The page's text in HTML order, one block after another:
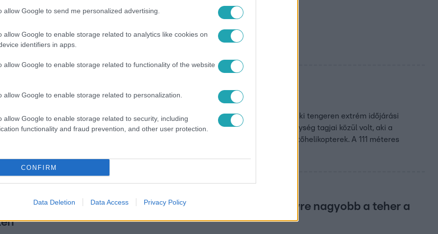
allow Google to send me personalized advertising.
allow Google to enable storage related to analytics like cookies on
identifiers in apps.
allow Google to enable storage related to functionality of the website
allow Google to enable storage related to personalization.
allow Google to enable storage related to security, including
functionality and fraud prevention, and other user protection.
CONFIRM
Data Deletion Data Access Privacy Policy
a csomagjaikat
felvételek a norvégiai Alesund partjainál
nevű holland teherhajó 12 fős személyzete segélyhívást indított, miután az Északi tengeren extrém időjárási
A parti őrség felvételén jól látszanak a 15 méter magas hullámok. A legénység tagjai közül volt, aki a
a többséget a hajó fedélzetéről evakuálták, de mindenkit épségben felvettek a mentőhelikopterek. A 111 méteres
PÉTER PÁL: Ahogy a betegállapotok súlyosbodnak, egyre nagyobb a teher a